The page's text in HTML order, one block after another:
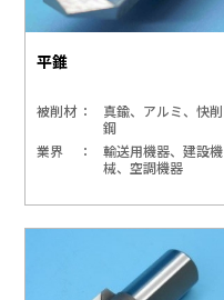
平錐
被削材
真鍮、アルミ、快削
鋼
業界
輸送用機器、建設機
械、空調機器